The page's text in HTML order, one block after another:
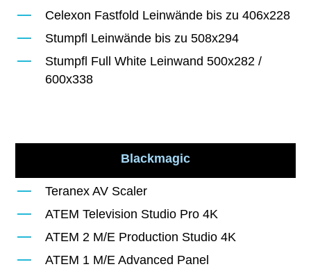
Celexon Fastfold Leinwände bis zu 406x228
Stumpfl Leinwände bis zu 508x294
Stumpfl Full White Leinwand 500x282 /
600x338
Blackmagic
Teranex AV Scaler
ATEM Television Studio Pro 4K
ATEM 2 M/E Production Studio 4K
ATEM 1 M/E Advanced Panel